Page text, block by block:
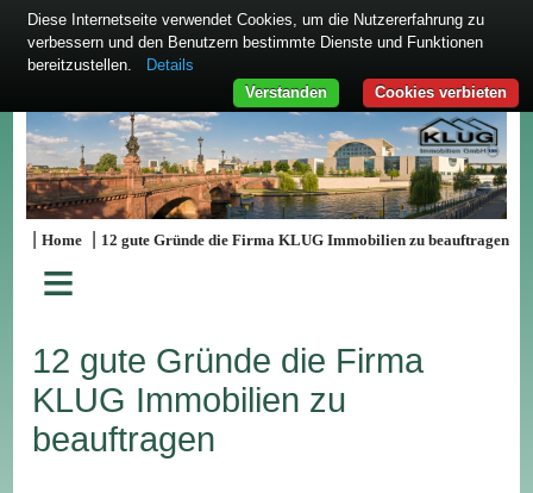
|Home 12 gute Gründe die Firma KLUG Immobilien zu beauftragen
≡
12 gute Gründe die Firma
KLUG Immobilien zu
beauftragen
Diese Internetseite verwendet Cookies, um die Nutzererfahrung zu
verbessern und den Benutzern bestimmte Dienste und Funktionen
bereitzustellen.
Details
Cookies verbieten
Verstanden